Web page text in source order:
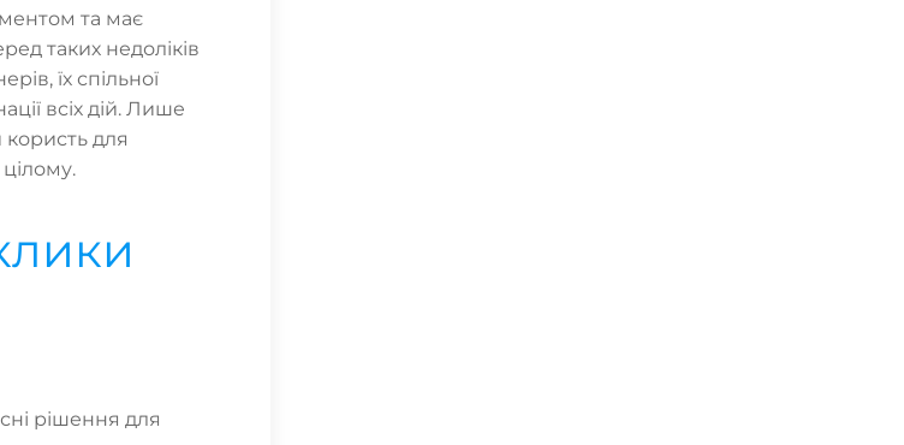
та має
таких недоліків
їх спільної
всіх дій. Лише
для
цілому.
рішення для